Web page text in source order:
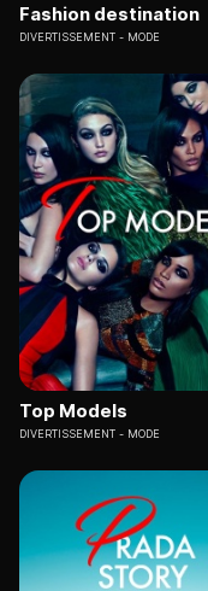
Fashion destination
DIVERTISSEMENT MODE
Top Models
DIVERTISSEMENT MODE